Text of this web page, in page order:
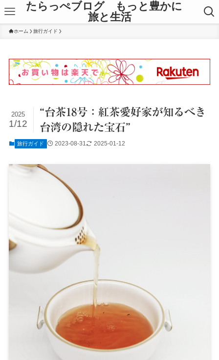
たらっぺブログ もっと豊かに
旅と生活
ホーム 旅行ガイド
“台茶18号：紅茶愛好家が知るべき
台湾の隠れた宝石”
2025
1/12
旅行ガイド 2023-08-31 2025-01-12